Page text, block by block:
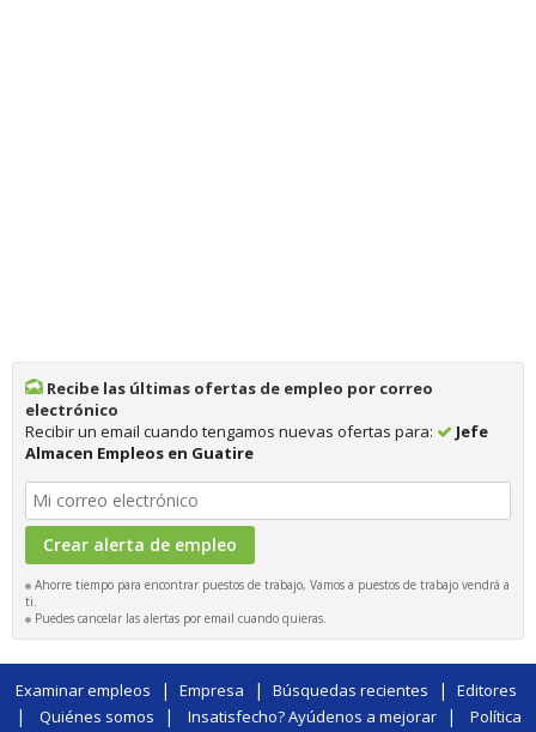
Recibe las últimas ofertas de empleo por correo
electrónico
Recibir un email cuando tengamos nuevas ofertas para:
Jefe
Almacen Empleos en Guatire
Ahorre tiempo para encontrar puestos de trabajo, Vamos a puestos de trabajo vendrá a
ti.
Puedes cancelar las alertas por email cuando quieras.
Examinar empleos | Empresa | Búsquedas recientes | Editores
| Quiénes somos | Insatisfecho? Ayúdenos a mejorar|
Política